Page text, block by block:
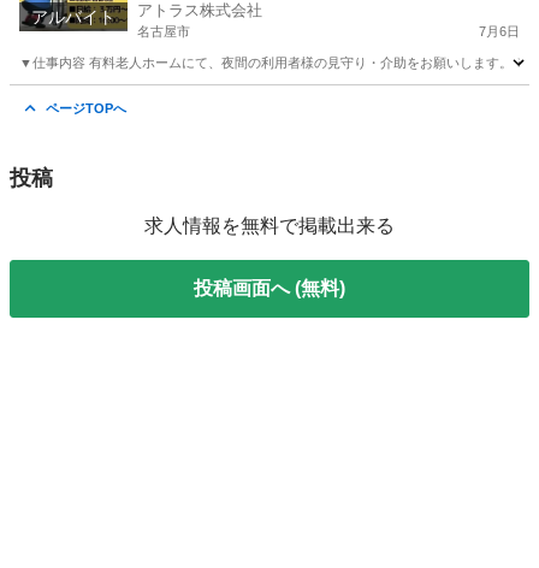
アルバイト アトラス株式会社
名古屋市 7月6日
▼仕事内容 有料老人ホームにて、夜間の利用者様の見守り・介助をお願いします。
ページTOPへ
投稿
求人情報を無料で掲載出来る
投稿画面へ (無料)